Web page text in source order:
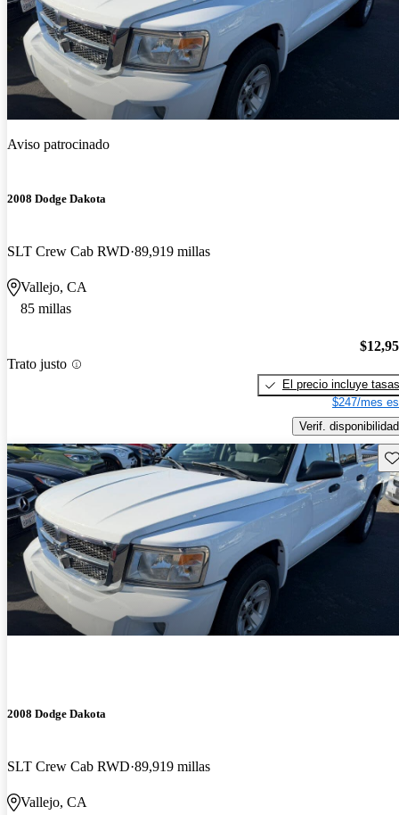
Aviso patrocinado
2008 Dodge Dakota
SLT Crew Cab RWD 89,919 millas
Vallejo, CA
85 millas
Trato justo
El precio incluye tasas
$247/mes
Verif. disponibilidad
2008 Dodge Dakota
SLT Crew Cab RWD 89,919 millas
Vallejo, CA